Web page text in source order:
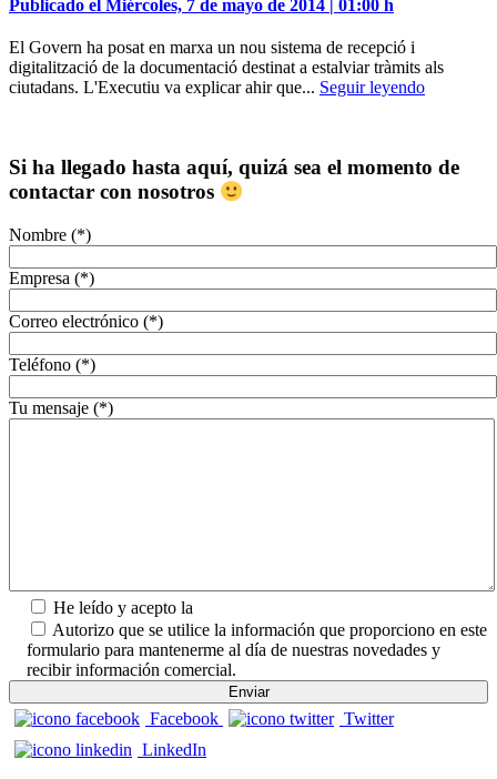
Publicado el Miércoles, 7 de mayo de 2014 | 01:00 h
El Govern ha posat en marxa un nou sistema de recepció i
digitalització de la documentació destinat a estalviar tràmits als
ciutadans. L'Executiu va explicar ahir que... Seguir leyendo
Si ha llegado hasta aquí, quizá sea el momento de
contactar con nosotros
Nombre (*)
Empresa (*)
Correo electrónico (*)
Teléfono (*)
Tu mensaje (*)
He leído y acepto la
Autorizo que se utilice la información que proporciono en este
formulario para mantenerme al día de nuestras novedades y
recibir información comercial.
Facebook
Twitter
LinkedIn